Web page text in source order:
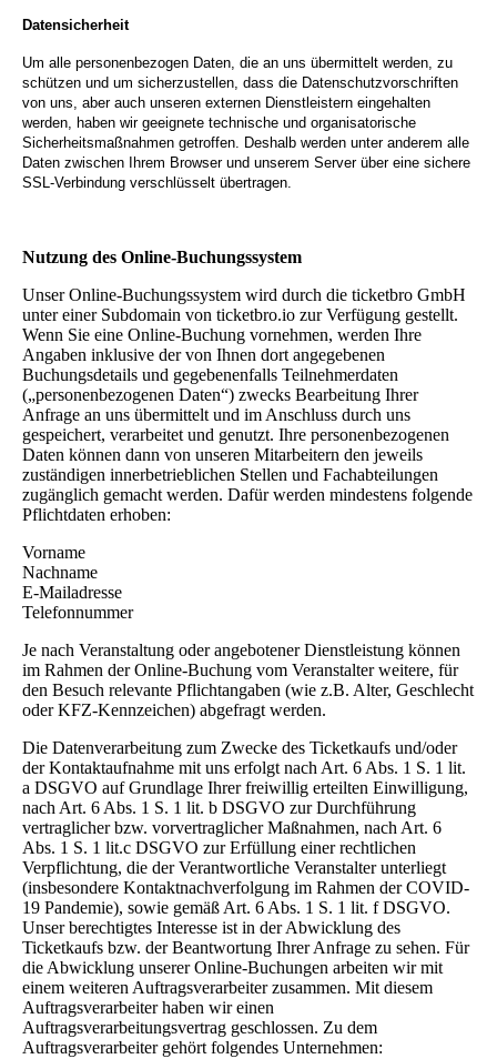
Datensicherheit
Um alle personenbezogen Daten, die an uns übermittelt werden, zu
schützen und um sicherzustellen, dass die Datenschutzvorschriften
von uns, aber auch unseren externen Dienstleistern eingehalten
werden, haben wir geeignete technische und organisatorische
Sicherheitsmaßnahmen getroffen. Deshalb werden unter anderem alle
Daten zwischen Ihrem Browser und unserem Server über eine sichere
SSL-Verbindung verschlüsselt übertragen.
Nutzung des Online-Buchungssystem
Unser Online-Buchungssystem wird durch die ticketbro GmbH
unter einer Subdomain von ticketbro.io zur Verfügung gestellt.
Wenn Sie eine Online-Buchung vornehmen, werden Ihre
Angaben inklusive der von Ihnen dort angegebenen
Buchungsdetails und gegebenenfalls Teilnehmerdaten
(„personenbezogenen Daten“) zwecks Bearbeitung Ihrer
Anfrage an uns übermittelt und im Anschluss durch uns
gespeichert, verarbeitet und genutzt. Ihre personenbezogenen
Daten können dann von unseren Mitarbeitern den jeweils
zuständigen innerbetrieblichen Stellen und Fachabteilungen
zugänglich gemacht werden. Dafür werden mindestens folgende
Pflichtdaten erhoben:
Vorname
Nachname
E-Mailadresse
Telefonnummer
Je nach Veranstaltung oder angebotener Dienstleistung können
im Rahmen der Online-Buchung vom Veranstalter weitere, für
den Besuch relevante Pflichtangaben (wie z.B. Alter, Geschlecht
oder KFZ-Kennzeichen) abgefragt werden.
Die Datenverarbeitung zum Zwecke des Ticketkaufs und/oder
der Kontaktaufnahme mit uns erfolgt nach Art. 6 Abs. 1 S. 1 lit.
a DSGVO auf Grundlage Ihrer freiwillig erteilten Einwilligung,
nach Art. 6 Abs. 1 S. 1 lit. b DSGVO zur Durchführung
vertraglicher bzw. vorvertraglicher Maßnahmen, nach Art. 6
Abs. 1 S. 1 lit.c DSGVO zur Erfüllung einer rechtlichen
Verpflichtung, die der Verantwortliche Veranstalter unterliegt
(insbesondere Kontaktnachverfolgung im Rahmen der COVID-
19 Pandemie), sowie gemäß Art. 6 Abs. 1 S. 1 lit. f DSGVO.
Unser berechtigtes Interesse ist in der Abwicklung des
Ticketkaufs bzw. der Beantwortung Ihrer Anfrage zu sehen. Für
die Abwicklung unserer Online-Buchungen arbeiten wir mit
einem weiteren Auftragsverarbeiter zusammen. Mit diesem
Auftragsverarbeiter haben wir einen
Auftragsverarbeitungsvertrag geschlossen. Zu dem
Auftragsverarbeiter gehört folgendes Unternehmen: